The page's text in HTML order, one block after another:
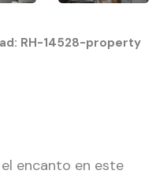
RH-14528-property
encanto en este